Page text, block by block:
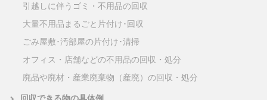
引越しに伴うゴミ・不用品の回収
大量不用品まるごと片付け･回収
ごみ屋敷･汚部屋の片付け･清掃
オフィス・店舗などの不用品の回収・処分
廃品や廃材・産業廃棄物（産廃）の回収・処分
回収できる物の具体例